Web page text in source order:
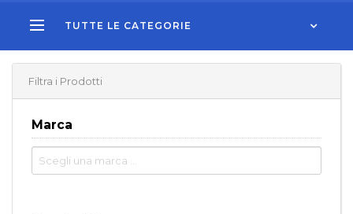
TUTTE LE CATEGORIE
Filtra i Prodotti
Marca